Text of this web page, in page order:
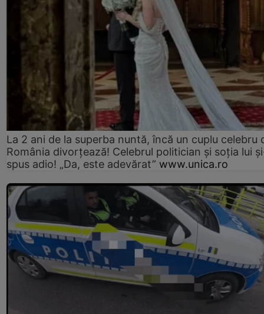
La 2 ani de la superba nuntă, încă un cuplu celebru
România divorțează! Celebrul politician și soția lui
spus adio! „Da, este adevărat” www.unica.ro